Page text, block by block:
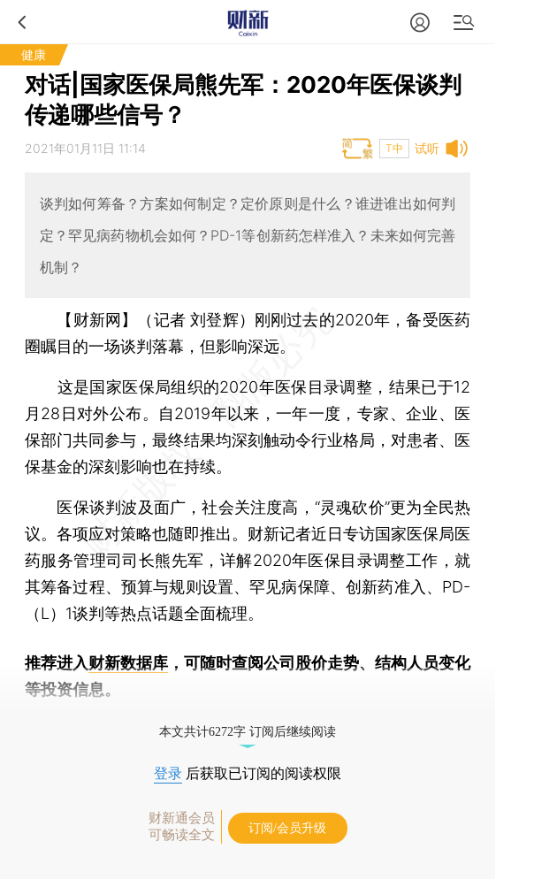
健康
对话|国家医保局熊先军：2020年医保谈判
传递哪些信号？
试听
2021年01月11日 11:14 T中
谈判如何筹备？方案如何制定？定价原则是什么？谁进谁出如何判
定？罕见病药物机会如何？PD-1等创新药怎样准入？未来如何完善
机制？
【财新网】（记者 刘登辉） 刚刚过去的2020年，备受医药
圈瞩目的一场谈判落幕，但影响深远。
这是国家医保局组织的2020年医保目录调整，结果已于12
月28日对外公布。自2019年以来，一年一度，专家、企业、医
保部门共同参与，最终结果均深刻触动令行业格局，对患者、医
保基金的深刻影响也在持续。
医保谈判波及面广，社会关注度高，“灵魂砍价”更为全民热
议。各项应对策略也随即推出。财新记者近日专访国家医保局医
药服务管理司司长熊先军，详解2020年医保目录调整工作，就
其筹备过程、预算与规则设置、罕见病保障、创新药准入、PD-
（L）1谈判等热点话题全面梳理。
推荐进入财新数据库 ，可随时查阅公司股价走势、结构人员变化
等投资信息。
本文共计6272字 订阅后继续阅读
登录 后获取已订阅的阅读权限
财新通会员
可畅读全文
订阅/会员升级